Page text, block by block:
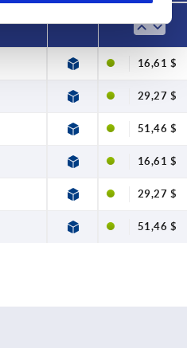
16,61 $
29,27 $
51,46 $
16,61 $
29,27 $
51,46 $